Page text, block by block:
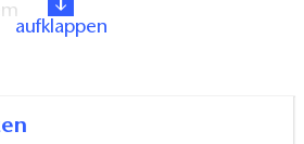
Boutique & Brötchenservice im
aufklappen